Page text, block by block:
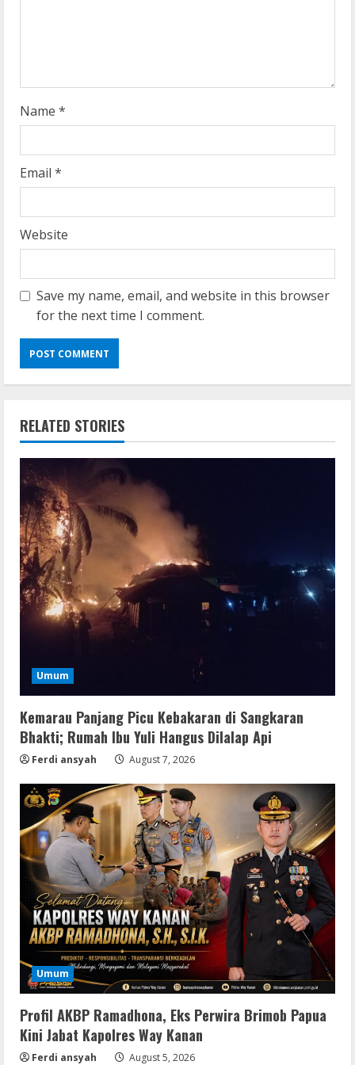
g
Name *
Email *
Website
Save my name, email, and website in this browser
for the next time I comment.
RELATED STORIES
Umum
Kemarau Panjang Picu Kebakaran di Sangkaran
Bhakti; Rumah Ibu Yuli Hangus Dilalap Api
Ferdi ansyah August 7, 2026
Umum
Profil AKBP Ramadhona, Eks Perwira Brimob Papua
Kini Jabat Kapolres Way Kanan
Ferdi ansyah August 5, 2026
2
Img
Office 365 Professional Plus ISO File
Multilanguage
Movies